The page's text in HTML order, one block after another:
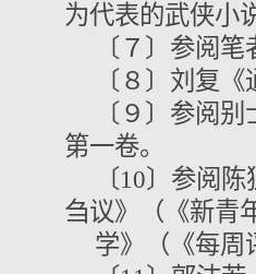
为代表的武侠小
〔７〕参阅
〔８〕刘复
〔９〕参阅
第一卷。
〔10〕参阅
刍议》（《新青
学》（《每周